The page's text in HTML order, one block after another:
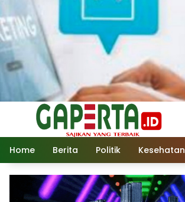
Home Berita Politik Kesehatan